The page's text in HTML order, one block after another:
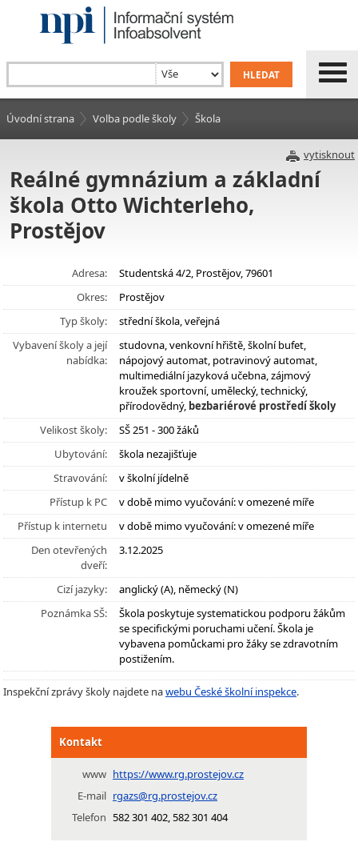
Úvodní strana Volba podle školy Škola
vytisknout
Reálné gymnázium a základní
škola Otto Wichterleho,
Prostějov
Adresa:
Studentská 4/2, Prostějov, 79601
Okres:
Prostějov
Typ školy:
střední škola, veřejná
Vybavení školy a její
nabídka:
studovna, venkovní hřiště, školní bufet,
nápojový automat, potravinový automat,
multimediální jazyková učebna, zájmový
kroužek sportovní, umělecký, technický,
přírodovědný, bezbariérové prostředí školy
Velikost školy:
SŠ 251 - 300 žáků
Ubytování:
škola nezajišťuje
Stravování:
v školní jídelně
Přístup k PC
v době mimo vyučování: v omezené míře
Přístup k internetu
v době mimo vyučování: v omezené míře
Den otevřených
dveří:
3.12.2025
Cizí jazyky:
anglický (A), německý (N)
Poznámka SŠ:
Škola poskytuje systematickou podporu žákům
se specifickými poruchami učení. Škola je
vybavena pomůckami pro žáky se zdravotním
postižením.
Inspekční zprávy školy najdete nawebu České školní inspekce.
Kontakt
www https://www.rg.prostejov.cz
E-mail rgazs@rg.prostejov.cz
Telefon 582 301 402, 582 301 404